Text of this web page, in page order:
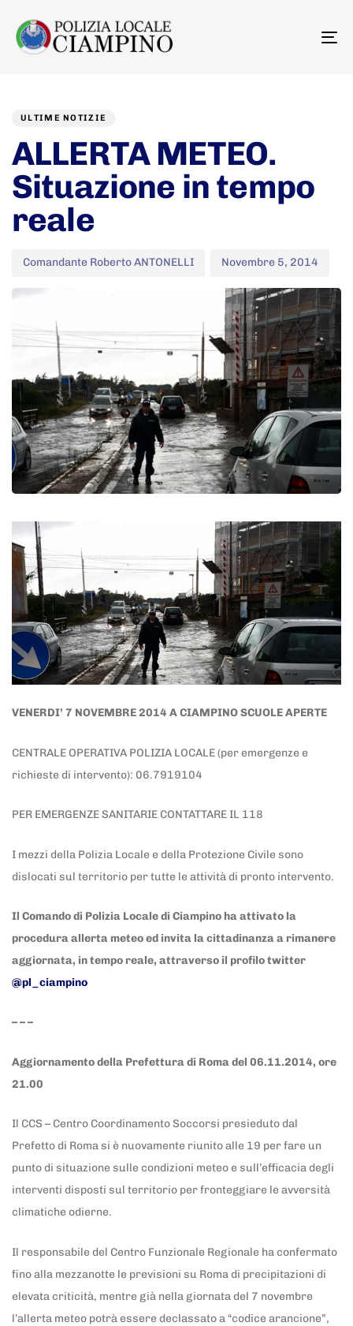
ULTIME NOTIZIE
ALLERTA METEO.
Situazione in tempo
reale
Comandante Roberto ANTONELLI Novembre 5, 2014
VENERDI’ 7 NOVEMBRE 2014 A CIAMPINO SCUOLE APERTE
CENTRALE OPERATIVA POLIZIA LOCALE (per emergenze e
richieste di intervento): 06.7919104
PER EMERGENZE SANITARIE CONTATTARE IL 118
I mezzi della Polizia Locale e della Protezione Civile sono
dislocati sul territorio per tutte le attività di pronto intervento.
Il Comando di Polizia Locale di Ciampino ha attivato la
procedura allerta meteo ed invita la cittadinanza a rimanere
aggiornata, in tempo reale, attraverso il profilo twitter
@pl_ciampino
– – –
Aggiornamento della Prefettura di Roma del 06.11.2014, ore
21.00
Il CCS – Centro Coordinamento Soccorsi presieduto dal
Prefetto di Roma si è nuovamente riunito alle 19 per fare un
punto di situazione sulle condizioni meteo e sull’efficacia degli
interventi disposti sul territorio per fronteggiare le avversità
climatiche odierne.
Il responsabile del Centro Funzionale Regionale ha confermato
fino alla mezzanotte le previsioni su Roma di precipitazioni di
elevata criticità, mentre già nella giornata del 7 novembre
l’allerta meteo potrà essere declassato a “codice arancione”,